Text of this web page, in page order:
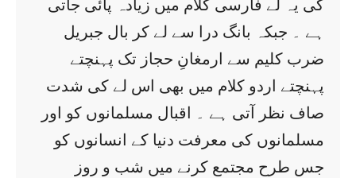
کی یہ لے فارسی کلام میں زیادہ پائی جاتی
ہے ۔ جبکہ بانگ درا سے لے کر بال جبریل
ضرب کلیم سے ارمغانِ حجاز تک پہنچتے
پہنچتے اردو کلام میں بھی اس لے کی شدت
صاف نظر آتی ہے ۔ اقبال مسلمانوں کو اور
مسلمانوں کی معرفت دنیا کے انسانوں کو
جس طرح مجتمع کرنے میں شب و روز